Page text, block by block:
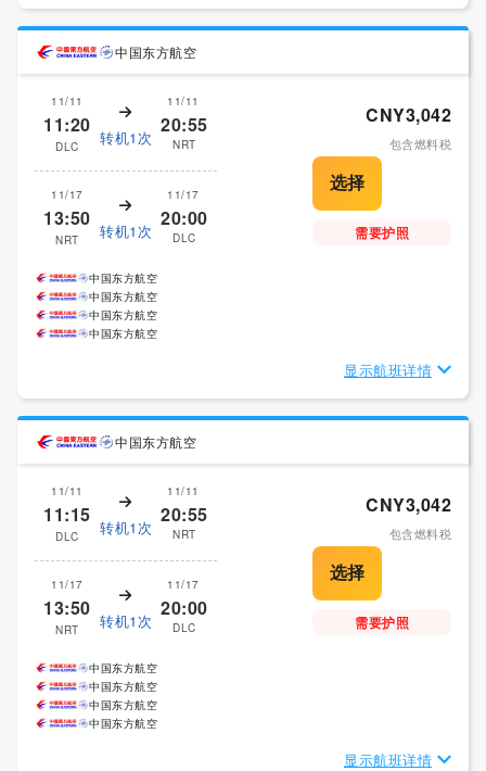
中国东方航空
11/11
11:20
DLC 转机1次
11/11
20:55
NRT
11/17
13:50
NRT 转机1次
11/17
20:00
DLC
CNY3,042
包含燃料税
需要护照
中国东方航空
中国东方航空
中国东方航空
中国东方航空
显示航班详情
中国东方航空
11/11
11:15
DLC 转机1次
11/11
20:55
NRT
11/17
13:50
NRT 转机1次
11/17
20:00
DLC
CNY3,042
包含燃料税
需要护照
中国东方航空
中国东方航空
中国东方航空
中国东方航空
显示航班详情